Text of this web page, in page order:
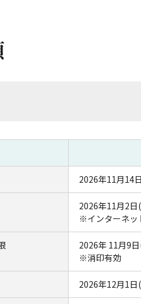
2026年11月14
2026年11月2
※インターネッ
2026年 11月9
※消印有効
2026年12月1日